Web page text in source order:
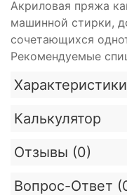
Акриловая пряжа
машинной стирки,
сочетающихся
Рекомендуемые
Характеристики
Калькулятор
Отзывы (0)
Вопрос-Ответ (